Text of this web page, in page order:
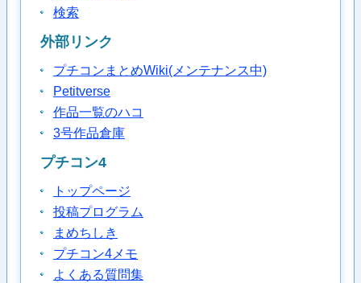
検索
外部リンク
プチコンまとめWiki(メンテナンス中)
Petitverse
作品一覧のハコ
3号作品倉庫
プチコン4
トップページ
投稿プログラム
まめちしき
プチコン4メモ
よくある質問集